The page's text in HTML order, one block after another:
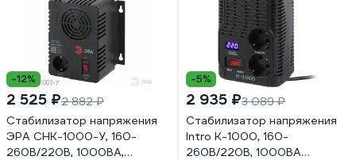
-12%
2 525 ₽2 882 ₽
Стабилизатор напряжения
ЭРА СНК-1000-У, 160-
260В/220В, 1000ВА,
-5%
2 935 ₽3 089 ₽
Стабилизатор напряжения
Intro К-1000, 160-
260В/220В, 1000ВА